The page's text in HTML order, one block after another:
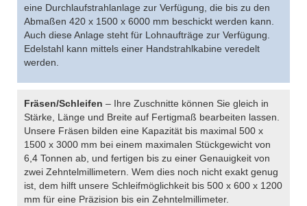
eine Durchlaufstrahlanlage zur Verfügung, die bis zu den
Abmaßen 420 x 1500 x 6000 mm beschickt werden kann.
Auch diese Anlage steht für Lohnaufträge zur Verfügung.
Edelstahl kann mittels einer Handstrahlkabine veredelt
werden.
Fräsen/Schleifen – Ihre Zuschnitte können Sie gleich in
Stärke, Länge und Breite auf Fertigmaß bearbeiten lassen.
Unsere Fräsen bilden eine Kapazität bis maximal 500 x
1500 x 3000 mm bei einem maximalen Stückgewicht von
6,4 Tonnen ab, und fertigen bis zu einer Genauigkeit von
zwei Zehntelmillimetern. Wem dies noch nicht exakt genug
ist, dem hilft unsere Schleifmöglichkeit bis 500 x 600 x 1200
mm für eine Präzision bis ein Zehntelmillimeter.